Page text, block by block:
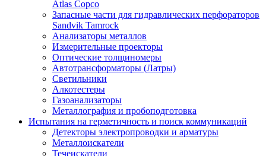
Atlas Copco
Запасные части для гидравлических перфораторов
Sandvik Tamrock
Анализаторы металлов
Измерительные проекторы
Оптические толщиномеры
Автотрансформаторы (Латры)
Светильники
Алкотестеры
Газоанализаторы
Металлография и пробоподготовка
Испытания на герметичность и поиск коммуникаций
Детекторы электропроводки и арматуры
Металлоискатели
Течеискатели